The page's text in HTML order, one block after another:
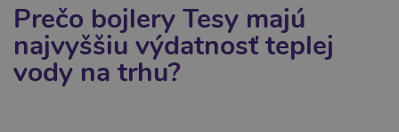
Prečo bojlery Tesy majú
najvyššiu výdatnosť teplej
vody na trhu?